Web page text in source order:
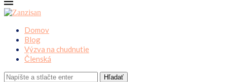
Domov
Blog
Výzva na chudnutie
Členská
Hľadať